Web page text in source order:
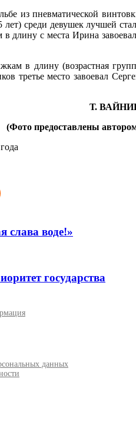
из пневматической
лет) среди девушек лучшей
длину с места Ирина
в длину (возрастная
третье место завоевал
Т.
(Фото предоставлены
слава воде!»
государства
данных